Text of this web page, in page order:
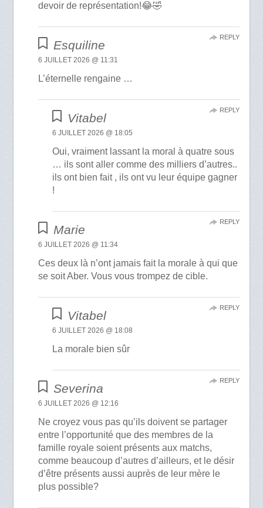
devoir de représentation!😂🤣
Esquiline
6 JUILLET 2026 @ 11:31
L’éternelle rengaine …
REPLY
Vitabel
6 JUILLET 2026 @ 18:05
Oui, vraiment lassant la moral à quatre sous
… ils sont aller comme des milliers d’autres..
ils ont bien fait , ils ont vu leur équipe gagner
!
REPLY
Marie
6 JUILLET 2026 @ 11:34
Ces deux là n’ont jamais fait la morale à qui que
se soit Aber. Vous vous trompez de cible.
REPLY
Vitabel
6 JUILLET 2026 @ 18:08
La morale bien sûr
REPLY
Severina
6 JUILLET 2026 @ 12:16
Ne croyez vous pas qu’ils doivent se partager
entre l’opportunité que des membres de la
famille royale soient présents aux matchs,
comme beaucoup d’autres d’ailleurs, et le désir
d’être présents aussi auprès de leur mère le
plus possible?
REPLY